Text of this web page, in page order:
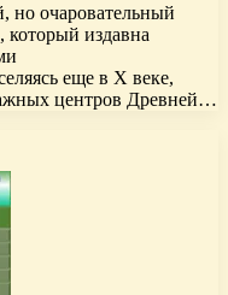
но очаровательный
который издавна
еще в X веке,
центров Древней…